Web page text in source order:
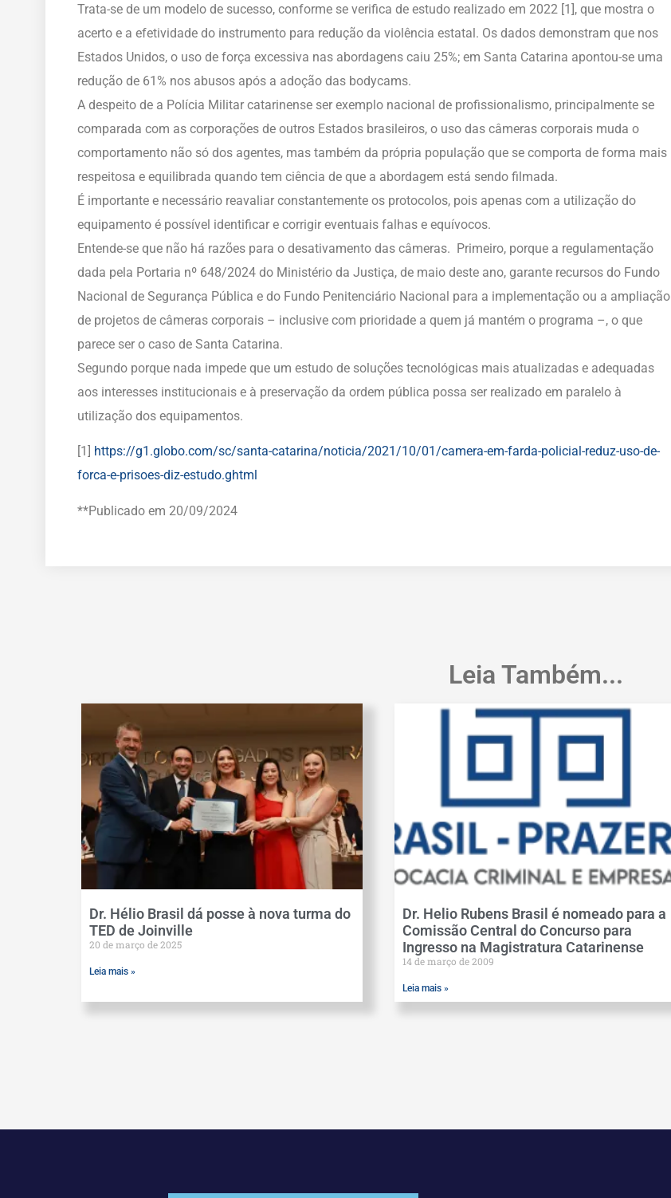
Trata-se de um modelo de sucesso, conforme se verifica de estudo realizado em 2022 [1], que mostra o
acerto e a efetividade do instrumento para redução da violência estatal. Os dados demonstram que nos
Estados Unidos, o uso de força excessiva nas abordagens caiu 25%; em Santa Catarina apontou-se uma
redução de 61% nos abusos após a adoção das bodycams.
A despeito de a Polícia Militar catarinense ser exemplo nacional de profissionalismo, principalmente se
comparada com as corporações de outros Estados brasileiros, o uso das câmeras corporais muda o
comportamento não só dos agentes, mas também da própria população que se comporta de forma mais
respeitosa e equilibrada quando tem ciência de que a abordagem está sendo filmada.
É importante e necessário reavaliar constantemente os protocolos, pois apenas com a utilização do
equipamento é possível identificar e corrigir eventuais falhas e equívocos.
Entende-se que não há razões para o desativamento das câmeras. Primeiro, porque a regulamentação
dada pela Portaria nº 648/2024 do Ministério da Justiça, de maio deste ano, garante recursos do Fundo
Nacional de Segurança Pública e do Fundo Penitenciário Nacional para a implementação ou a ampliação
de projetos de câmeras corporais – inclusive com prioridade a quem já mantém o programa –, o que
parece ser o caso de Santa Catarina.
Segundo porque nada impede que um estudo de soluções tecnológicas mais atualizadas e adequadas
aos interesses institucionais e à preservação da ordem pública possa ser realizado em paralelo à
utilização dos equipamentos.
[1] https://g1.globo.com/sc/santa-catarina/noticia/2021/10/01/camera-em-farda-policial-reduz-uso-de-
forca-e-prisoes-diz-estudo.ghtml
**Publicado em 20/09/2024
Leia Também...
Dr. Hélio Brasil dá posse à nova turma do
TED de Joinville
20 de março de 2025
Leia mais »
Dr. Helio Rubens Brasil é nomeado para a
Comissão Central do Concurso para
Ingresso na Magistratura Catarinense
14 de março de 2009
Leia mais »